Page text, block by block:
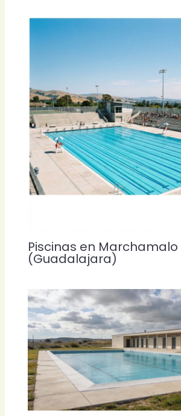
Piscinas en Marchamalo
(Guadalajara)